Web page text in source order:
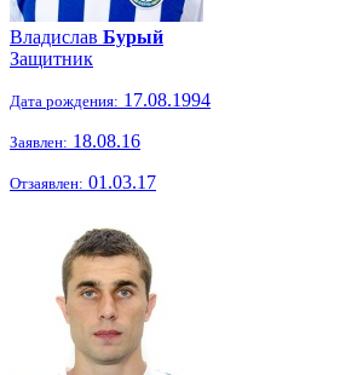
Владислав Бурый
Защитник
Дата рождения: 17.08.1994
Заявлен: 18.08.16
Отзаявлен: 01.03.17